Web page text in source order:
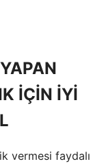
İÇİN İYİ
vermesi faydalı